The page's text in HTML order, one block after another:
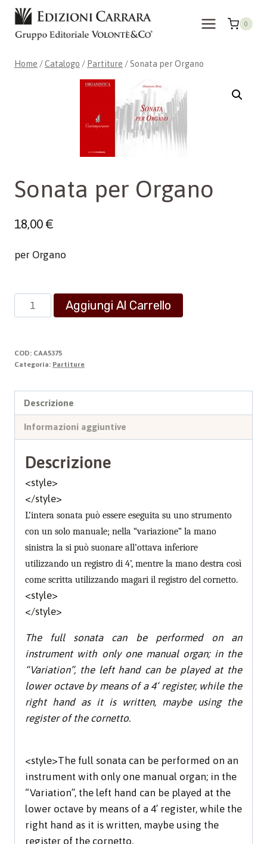
Salta
contenuto
0
Home /Catalogo / Partiture / Sonata per Organo
Sonata per Organo
18,00€
per Organo
Sonata
per
quantità
Aggiungi Al Carrello
COD: CAA5375
Categoria: Partiture
Descrizione
Informazioni aggiuntive
Descrizione
<style>
</style>
L’intera sonata può essere eseguita su uno strumento
con un solo manuale; nella “variazione” la mano
sinistra la si può suonare all’ottava inferiore
utilizzando un registro di 4’, mentre la mano destra così
come scritta utilizzando magari il registro del cornetto.
<style>
</style>
The full sonata can be performed on an
instrument with only one manual organ; in the
“Variation”, the left hand can be played at the
lower octave by means of a 4’ register, while the
right hand as it is written, maybe using the
register of the cornetto.
<style>The full sonata can be performed on an
instrument with only one manual organ; in the
“Variation”, the left hand can be played at the
lower octave by means of a 4’ register, while the
right hand as it is written, maybe using the
register of the cornetto.